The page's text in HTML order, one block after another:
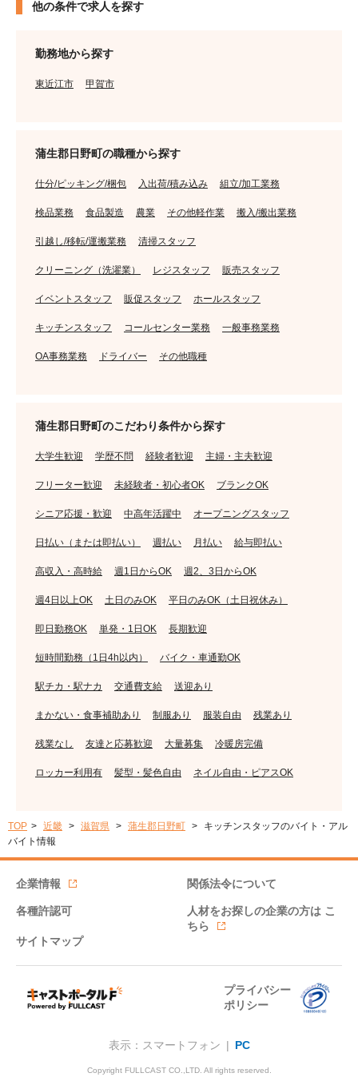
他の条件で求人を探す
勤務地から探す
東近江市 甲賀市
蒲生郡日野町の職種から探す
仕分/ピッキング/梱包 入出荷/積み込み 組立/加工業務
検品業務 食品製造 農業 その他軽作業 搬入/搬出業務
引越し/移転/運搬業務 清掃スタッフ
クリーニング（洗濯業） レジスタッフ 販売スタッフ
イベントスタッフ 販促スタッフ ホールスタッフ
キッチンスタッフ コールセンター業務 一般事務業務
OA事務業務 ドライバー その他職種
蒲生郡日野町のこだわり条件から探す
大学生歓迎 学歴不問 経験者歓迎 主婦・主夫歓迎
フリーター歓迎 未経験者・初心者OK ブランクOK
シニア応援・歓迎 中高年活躍中 オープニングスタッフ
日払い（または即払い） 週払い 月払い 給与即払い
高収入・高時給 週1日からOK 週2、3日からOK
週4日以上OK 土日のみOK 平日のみOK（土日祝休み）
即日勤務OK 単発・1日OK 長期歓迎
短時間勤務（1日4h以内） バイク・車通勤OK
駅チカ・駅ナカ 交通費支給 送迎あり
まかない・食事補助あり 制服あり 服装自由 残業あり
残業なし 友達と応募歓迎 大量募集 冷暖房完備
ロッカー利用有 髪型・髪色自由 ネイル自由・ピアスOK
TOP 近畿 滋賀県 蒲生郡日野町
キッチンスタッフのバイト・アル
バイト情報
企業情報 関係法令について
各種許認可 人材をお探しの企業の方は こ
ちら
サイトマップ
プライバシー
ポリシー
表示：スマートフォン | PC
Copyright FULLCAST CO.,LTD. All rights reserved.